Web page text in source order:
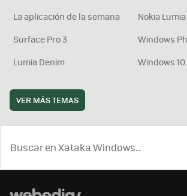
La aplicación de la semana
Nokia
Surface Pro 3
Windows
Lumia Denim
Windows 10
VER MÁS TEMAS